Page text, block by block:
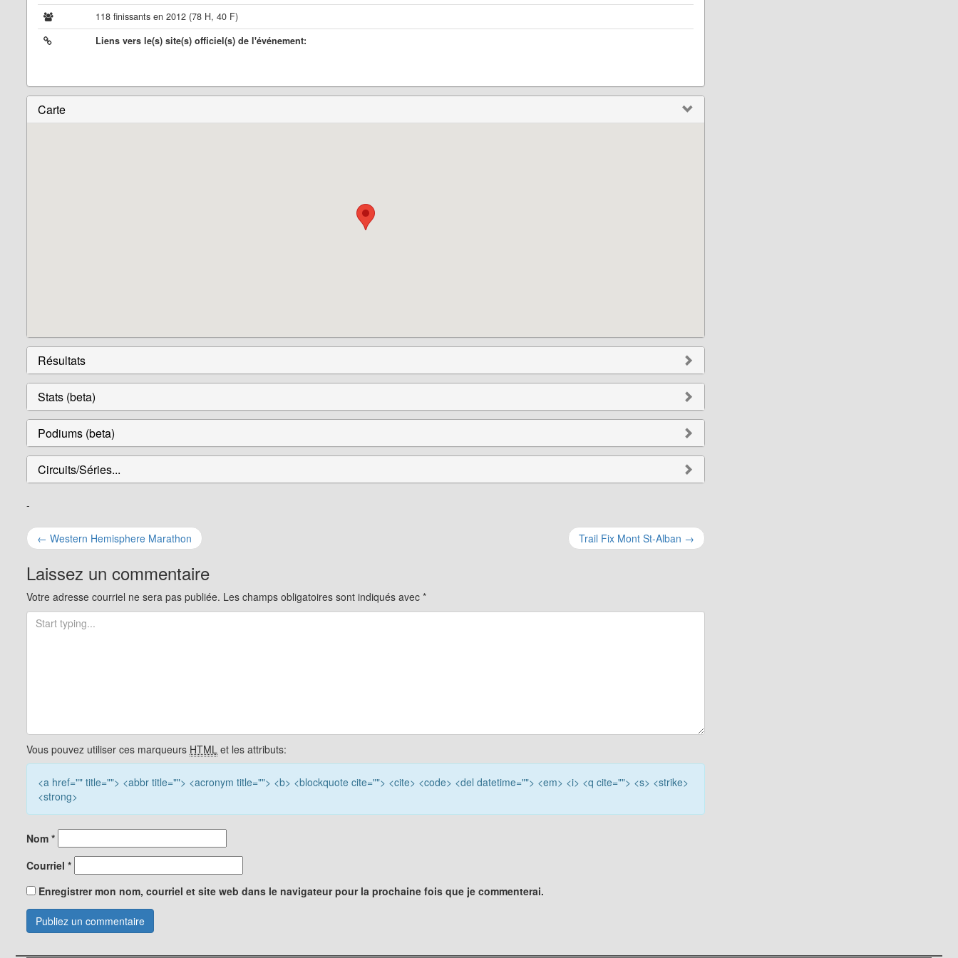
118 finissants en 2012 (78 H, 40 F)
Liens vers le(s) site(s) officiel(s) de l'événement:
Carte
Résultats
Stats (beta)
Podiums (beta)
Circuits/Séries...
-
Navigation
pour
les
articles
← Western Hemisphere Marathon Trail Fix Mont St-Alban →
Laissez un commentaire
Votre adresse courriel ne sera pas publiée. Les champs obligatoires sont indiqués avec *
Vous pouvez utiliser ces marqueurs HTML et les attributs:
<a href="" title=""> <abbr title=""> <acronym title=""> <b> <blockquote cite=""> <cite> <code> <del datetime=""> <em> <i> <q cite=""> <s> <strike>
<strong>
Nom *
Courriel *
Enregistrer mon nom, courriel et site web dans le navigateur pour la prochaine fois que je commenterai.